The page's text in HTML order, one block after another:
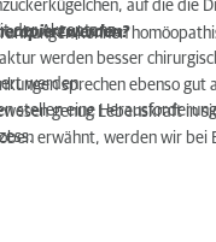
auf die die
der Akzeptanz.
werden?
können
werden besser
werden.sprechen ebenso gut
stellen einegenug Lebenskraft in
erwähnt, werden wir bei